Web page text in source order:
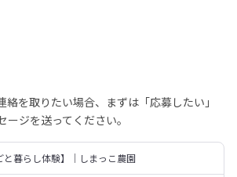
を取りたい場合、まずは「応募したい」
ジを送ってください。
と暮らし体験】｜しまっこ農園